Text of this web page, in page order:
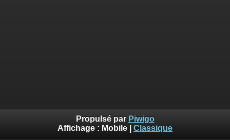
Propulsé par Piwigo
Affichage : Mobile Classique